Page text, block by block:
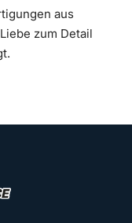
aus
zum Detail